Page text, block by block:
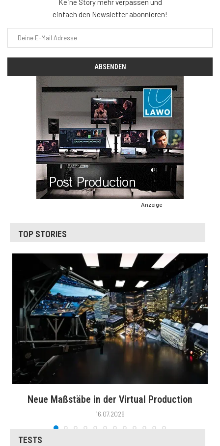
Keine Story mehr verpassen und
einfach den Newsletter abonnieren!
Anzeige
TOP STORIES
Neue Maßstäbe in der Virtual Production
16.07.2026
TESTS